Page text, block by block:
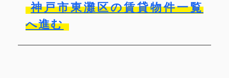
神戸市東灘区の賃貸物件一覧
へ進む